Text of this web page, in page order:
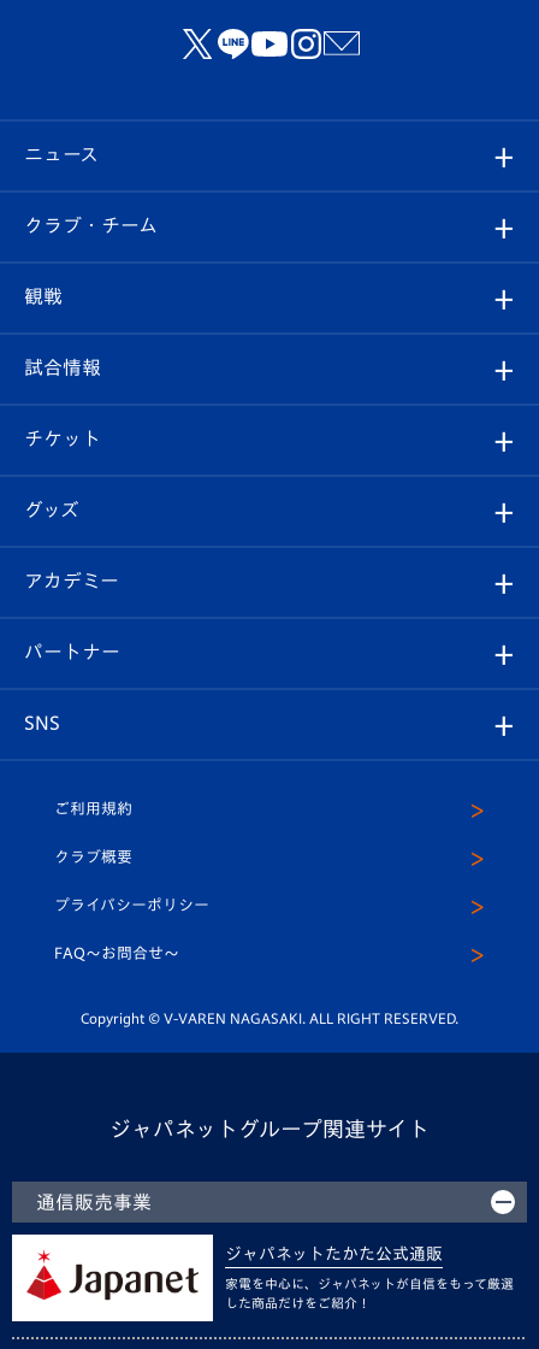
ニュース
すべて
クラブ
試合情報
チケット
イベント
メディア
ホームタウン
クラブ・チーム
クラブ概要
エンブレム紹介
スタッフプロフィール
マスコット紹介
平和祈念活動
ホームタウン活動
観戦
観戦ルール
はじめての観戦ガイド
Revive Team
ヴィヴィくんの長崎おもてなしガイド
試合情報
試合日程/結果
フォトギャラリー
スタジアムグルメ
チケット
チケット
V-LOVERS（ファンクラブ）
プレイヤーズスイート
グッズ
オンラインショップ
店舗情報
アカデミー
育成からのお知らせ
U-18
スクール
パートナー
SNS
ヴィヴィくんインスタグラム
公式LINE＠
ご利用規約
クラブ概要
プライバシーポリシー
FAQ〜お問合せ〜
Copyright © V-VAREN NAGASAKI. ALL RIGHT RESERVED.
ジャパネットグループ関連サイト
通信販売事業
ジャパネットたかた公式通販
家電を中心に、ジャパネットが自信をもって厳選
した商品だけをご紹介！